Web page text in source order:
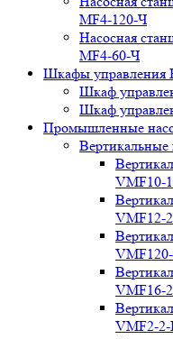
MF4-120-Ч
Насосная
MF4-60-Ч
Шкафы
Шкаф
Шкаф
Промышленные
Вертикальные
VMF10-
VMF12-
VMF16-
VMF2-2-